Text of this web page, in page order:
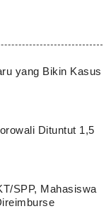
yang Bikin Kasus
Dituntut 1,5
SPP, Mahasiswa